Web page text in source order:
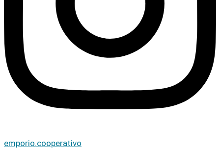
emporio.cooperativo